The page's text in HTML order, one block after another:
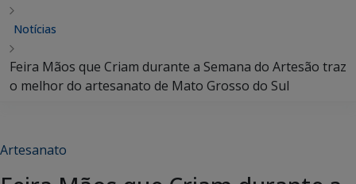
Notícias
Feira Mãos que Criam durante a Semana do Artesão traz
o melhor do artesanato de Mato Grosso do Sul
Artesanato